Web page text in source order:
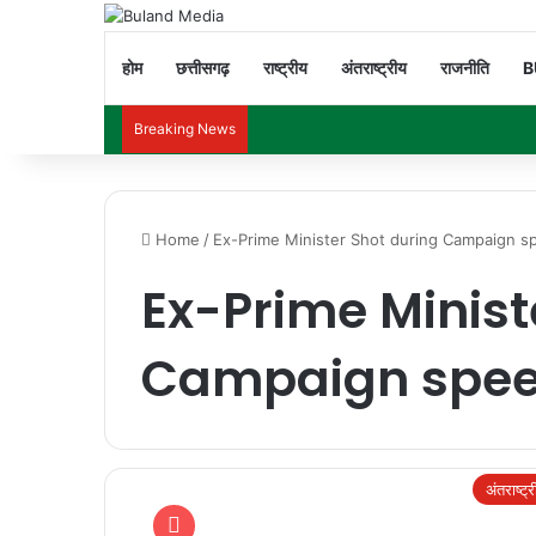
होम छत्तीसगढ़ राष्ट्रीय अंतराष्ट्रीय राजनीति
Breaking News
Home / Ex-Prime Minister Shot during Campaign
Ex-Prime
Campaign